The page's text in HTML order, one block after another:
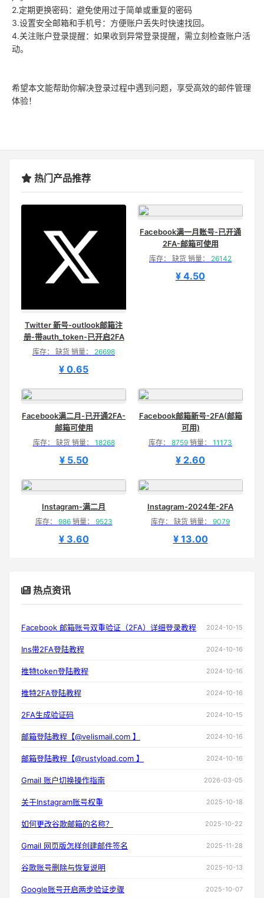
2.定期更换密码：避免使用过于简单或重复的密码
3.设置安全邮箱和手机号：方便账户丢失时快速找回。
4.关注账户登录提醒：如果收到异常登录提醒，需立刻检查账户活
动。
希望本文能帮助你解决登录过程中遇到问题，享受高效的邮件管理
体验！
热门产品推荐
Twitter 新号-outlook邮箱注
册-带auth_token-已开启2FA
库存： 缺货 销量： 26698
¥ 0.65
Facebook满一月账号-已开通
2FA-邮箱可使用
库存： 缺货 销量： 26142
¥ 4.50
Facebook满二月-已开通2FA-
邮箱可使用
库存： 缺货 销量： 18268
¥ 5.50
Facebook邮箱新号-2FA(邮箱
可用)
库存： 8759 销量： 11173
¥ 2.60
Instagram-满二月
库存： 986销量： 9523
¥ 3.60
Instagram-2024年-2FA
库存： 缺货 销量： 9079
¥ 13.00
热点资讯
Facebook 邮箱账号双重验证（2FA）详细登录教程 2024-10-15
Ins带2FA登陆教程 2024-10-16
推特token登陆教程 2024-10-16
推特2FA登陆教程 2024-10-16
2FA生成验证码 2024-10-15
邮箱登陆教程【@velismail.com 】 2024-10-16
邮箱登陆教程【@rustyload.com 】 2024-10-16
Gmail 账户切换操作指南 2026-03-05
关于Instagram账号权重 2025-10-18
如何更改谷歌邮箱的名称？ 2025-10-22
Gmail 网页版怎样创建邮件签名 2025-11-28
谷歌账号删除与恢复说明 2025-10-13
Google账号开启两步验证步骤 2025-10-07